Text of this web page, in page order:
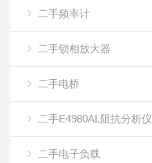
二手频率计
二手锁相放大器
二手电桥
二手E4980AL阻抗分析仪
二手电子负载